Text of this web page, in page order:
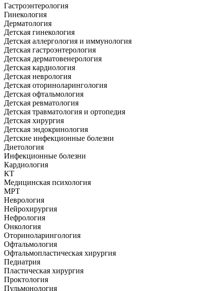
Гастроэнтерология
Гинекология
Дерматология
Детская гинекология
Детская аллергология и иммунология
Детская гастроэнтерология
Детская дерматовенерология
Детская кардиология
Детская неврология
Детская оториноларингология
Детская офтальмология
Детская ревматология
Детская травматология и ортопедия
Детская хирургия
Детская эндокринология
Детские инфекционные болезни
Диетология
Инфекционные болезни
Кардиология
КТ
Медицинская психология
МРТ
Неврология
Нейрохирургия
Нефрология
Онкология
Оториноларингология
Офтальмология
Офтальмопластическая хирургия
Педиатрия
Пластическая хирургия
Проктология
Пульмонология